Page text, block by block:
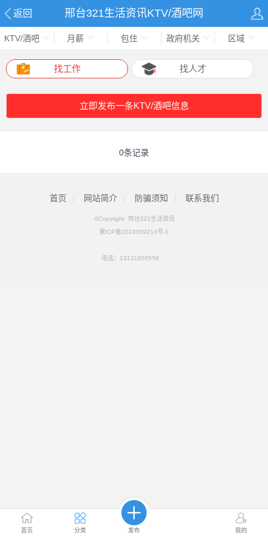
返回 邢台321生活资讯KTV/酒吧网
首页 分类 发布 我的
KTV/酒吧 月薪 包住 政府机关 区域
找工作 找人才
立即发布一条KTV/酒吧信息
0条记录
首页 网站简介 防骗须知 联系我们
©Copyright 邢台321生活资讯
冀ICP备2024059214号-1
电话： 13131956556